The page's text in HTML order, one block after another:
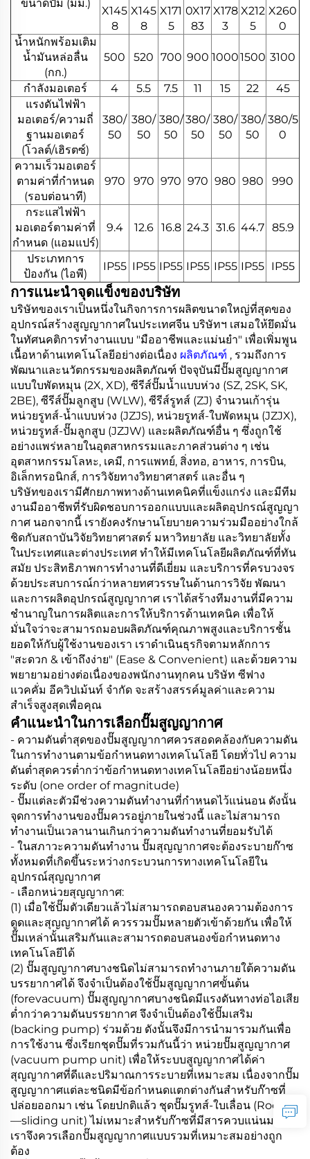
ขนาดปั๊ม (มม.)
X145
8
X145
8
X171
5
0X17
83
X178
3
X212
5
X260
0
น้ำหนักพร้อมเติม
น้ำมันหล่อลื่น
(กก.)
500 520 700 900 10001500 3100
กำลังมอเตอร์ 4 5.5 7.5 11 15 22
45
แรงดันไฟฟ้า
มอเตอร์/ความถี่
ฐานมอเตอร์
(โวลต์/เฮิรตซ์)
380/
50
380/
50
380/
50
380/
50
380/
50
380/
50
380/5
0
ความเร็วมอเตอร์
ตามค่าที่กำหนด
(รอบต่อนาที)
970 970 970 970 980 980 990
กระแสไฟฟ้า
มอเตอร์ตามค่าที่
กำหนด (แอมแปร์)
9.4 12.6 16.8 24.3 31.6 44.7 85.9
ประเภทการ
ป้องกัน (ไอพี)
IP55 IP55 IP55 IP55 IP55 IP55 IP55
การแนะนำจุดแข็งของบริษัท
บริษัทของเราเป็นหนึ่งในกิจการการผลิตขนาดใหญ่ที่สุดของ
อุปกรณ์สร้างสูญญากาศในประเทศจีน บริษัทฯ เสมอให้ยึดมั่น
ในทัศนคติการทำงานแบบ "มืออาชีพและแม่นยำ" เพื่อเพิ่มพูน
เนื้อหาด้านเทคโนโลยีอย่างต่อเนื่อง ผลิตภัณฑ์ , รวมถึงการ
พัฒนาและนวัตกรรมของผลิตภัณฑ์ ปัจจุบันมีปั๊มสูญญากาศ
แบบใบพัดหมุน (2X, XD), ซีรีส์ปั๊มน้ำแบบห่วง (SZ, 2SK, SK,
2BE), ซีรีส์ปั๊มลูกสูบ (WLW), ซีรีส์รูทส์ (ZJ) จำนวนเก้ารุ่น
หน่วยรูทส์-น้ำแบบห่วง (JZJS), หน่วยรูทส์-ใบพัดหมุน (JZJX),
หน่วยรูทส์-ปั๊มลูกสูบ (JZJW) และผลิตภัณฑ์อื่น ๆ ซึ่งถูกใช้
อย่างแพร่หลายในอุตสาหกรรมและภาคส่วนต่าง ๆ เช่น
อุตสาหกรรมโลหะ, เคมี, การแพทย์, สิ่งทอ, อาหาร, การบิน,
อิเล็กทรอนิกส์, การวิจัยทางวิทยาศาสตร์ และอื่น ๆ
บริษัทของเรามีศักยภาพทางด้านเทคนิคที่แข็งแกร่ง และมีทีม
งานมืออาชีพที่รับผิดชอบการออกแบบและผลิตอุปกรณ์สูญญา
กาศ นอกจากนี้ เรายังคงรักษานโยบายความร่วมมืออย่างใกล้
ชิดกับสถาบันวิจัยวิทยาศาสตร์ มหาวิทยาลัย และวิทยาลัยทั้ง
ในประเทศและต่างประเทศ ทำให้มีเทคโนโลยีผลิตภัณฑ์ที่ทัน
สมัย ประสิทธิภาพการทำงานที่ดีเยี่ยม และบริการที่ครบวงจร
ด้วยประสบการณ์กว่าหลายทศวรรษในด้านการวิจัย พัฒนา
และการผลิตอุปกรณ์สูญญากาศ เราได้สร้างทีมงานที่มีความ
ชำนาญในการผลิตและการให้บริการด้านเทคนิค เพื่อให้
มั่นใจว่าจะสามารถมอบผลิตภัณฑ์คุณภาพสูงและบริการชั้น
ยอดให้กับผู้ใช้งานของเรา เราดำเนินธุรกิจตามหลักการ
"สะดวก & เข้าถึงง่าย" (Ease & Convenient) และด้วยความ
พยายามอย่างต่อเนื่องของพนักงานทุกคน บริษัท ซีฟาง
แวคคั่ม อีควิปเม้นท์ จำกัด จะสร้างสรรค์มูลค่าและความ
สำเร็จสูงสุดเพื่อคุณ
คำแนะนำในการเลือกปั๊มสูญญากาศ
- ความดันต่ำสุดของปั๊มสูญญากาศควรสอดคล้องกับความดัน
ในการทำงานตามข้อกำหนดทางเทคโนโลยี โดยทั่วไป ความ
ดันต่ำสุดควรต่ำกว่าข้อกำหนดทางเทคโนโลยีอย่างน้อยหนึ่ง
ระดับ (one order of magnitude)
- ปั๊มแต่ละตัวมีช่วงความดันทำงานที่กำหนดไว้แน่นอน ดังนั้น
จุดการทำงานของปั๊มควรอยู่ภายในช่วงนี้ และไม่สามารถ
ทำงานเป็นเวลานานเกินกว่าความดันทำงานที่ยอมรับได้
- ในสภาวะความดันทำงาน ปั๊มสุญญากาศจะต้องระบายก๊าซ
ทั้งหมดที่เกิดขึ้นระหว่างกระบวนการทางเทคโนโลยีใน
อุปกรณ์สุญญากาศ
- เลือกหน่วยสุญญากาศ:
(1) เมื่อใช้ปั๊มตัวเดียวแล้วไม่สามารถตอบสนองความต้องการ
ดูดและสุญญากาศได้ ควรรวมปั๊มหลายตัวเข้าด้วยกัน เพื่อให้
ปั๊มเหล่านั้นเสริมกันและสามารถตอบสนองข้อกำหนดทาง
เทคโนโลยีได้
(2) ปั๊มสูญญากาศบางชนิดไม่สามารถทำงานภายใต้ความดัน
บรรยากาศได้ จึงจำเป็นต้องใช้ปั๊มสูญญากาศขั้นต้น
(forevacuum) ปั๊มสูญญากาศบางชนิดมีแรงดันทางท่อไอเสีย
ต่ำกว่าความดันบรรยากาศ จึงจำเป็นต้องใช้ปั๊มเสริม
(backing pump) ร่วมด้วย ดังนั้นจึงมีการนำมารวมกันเพื่อ
การใช้งาน ซึ่งเรียกชุดปั๊มที่รวมกันนี้ว่า หน่วยปั๊มสูญญากาศ
(vacuum pump unit) เพื่อให้ระบบสูญญากาศได้ค่า
สุญญากาศที่ดีและปริมาณการระบายที่เหมาะสม เนื่องจากปั๊ม
สูญญากาศแต่ละชนิดมีข้อกำหนดแตกต่างกันสำหรับก๊าซที่
ปล่อยออกมา เช่น โดยปกติแล้ว ชุดปั๊มรูทส์-ใบเลื่อน (Roots
—sliding unit) ไม่เหมาะสำหรับก๊าซที่มีสารควบแน่นมาก
เราจึงควรเลือกปั๊มสูญญากาศแบบรวมที่เหมาะสมอย่างถูก
ต้อง